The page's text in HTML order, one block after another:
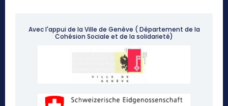
Avec l'appui de la Ville de Genève ( Département de la
Cohésion Sociale et de la solidarieté)